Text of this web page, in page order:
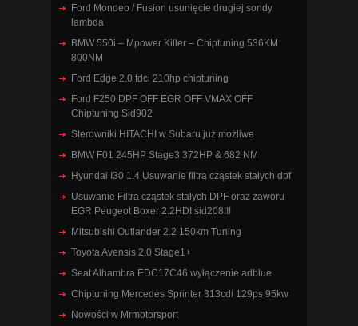
Ford Mondeo / Fusion usunięcie drugiej sondy
lambda
BMW 550i – Mpower Killer – Chiptuning 536KM
800NM
Ford Edge 2.0 tdci 210hp chiptuning
Ford F250 DPF OFF EGR OFF VMAX OFF
Chiptuning Sid902
Sterowniki HITACHI w Subaru już możliwe
BMW F01 245HP Stage3 372HP & 682 NM
Hyundai I30 1.4 Usuwanie filtra cząstek stałych dpf
Usuwanie Filtra cząstek stałych DPF oraz zaworu
EGR Peugeot Boxer 2.2HDI sid208!!!
Mitsubishi Outlander 2.2 150km Tuning
Toyota Avensis 2.0 Stage1+
Seat Alhambra EDC17C46 wyłączenie adblue
Chiptuning Mercedes Sprinter 313cdi 129ps 95kw
Nowości w Mrmotorsport